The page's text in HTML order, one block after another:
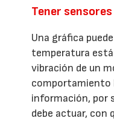
Tener
Una gráfica
temperatura está
vibración de un
comportamiento
información, por
debe actuar, con